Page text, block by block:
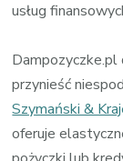
usług
Dampozyczke.pl
przynieść
Szymański &
oferuje